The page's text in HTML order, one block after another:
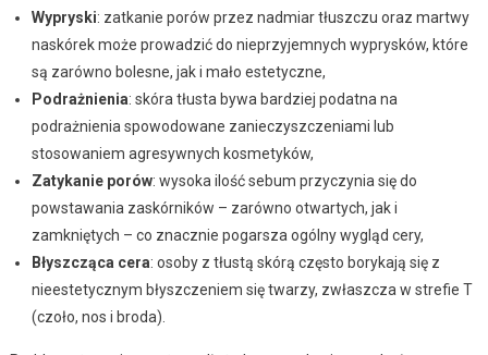
Wypryski: zatkanie porów przez nadmiar tłuszczu oraz martwy
naskórek może prowadzić do nieprzyjemnych wyprysków, które
są zarówno bolesne, jak i mało estetyczne,
Podrażnienia: skóra tłusta bywa bardziej podatna na
podrażnienia spowodowane zanieczyszczeniami lub
stosowaniem agresywnych kosmetyków,
Zatykanie porów: wysoka ilość sebum przyczynia się do
powstawania zaskórników – zarówno otwartych, jak i
zamkniętych – co znacznie pogarsza ogólny wygląd cery,
Błyszcząca cera: osoby z tłustą skórą często borykają się z
nieestetycznym błyszczeniem się twarzy, zwłaszcza w strefie T
(czoło, nos i broda).